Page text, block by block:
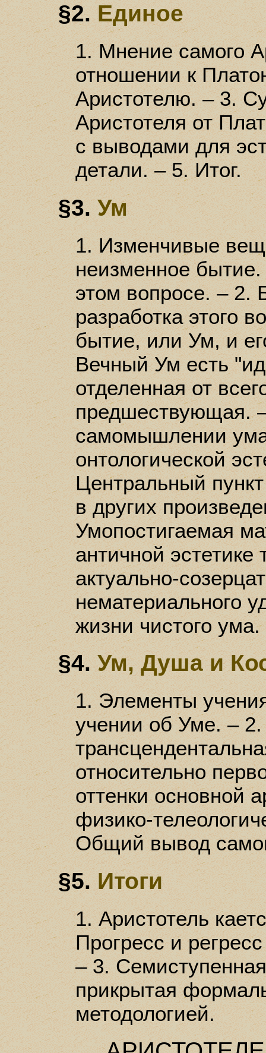
§2. Единое
1. Мнение самого
отношении к
Аристотелю. – 3.
Аристотеля от
с выводами для
детали. – 5. Итог.
§3. Ум
1. Изменчивые
неизменное
этом вопросе. – 2.
разработка этого
бытие, или Ум, и
Вечный Ум есть
отделенная от
предшествующая.
самомышлении
онтологической
Центральный пункт
в других
Умопостигаемая
античной
актуально-
нематериального
жизни чистого ума.
§4. Ум, Душа и
1. Элементы
учении об Уме. –
относительно
оттенки основной
физико-
Общий вывод
§5. Итоги
1. Аристотель
Прогресс и
– 3.
прикрытая
методологией.